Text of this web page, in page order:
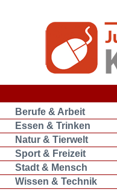
Berufe & Arbeit
Essen & Trinken
Natur & Tierwelt
Sport & Freizeit
Stadt & Mensch
Wissen & Technik